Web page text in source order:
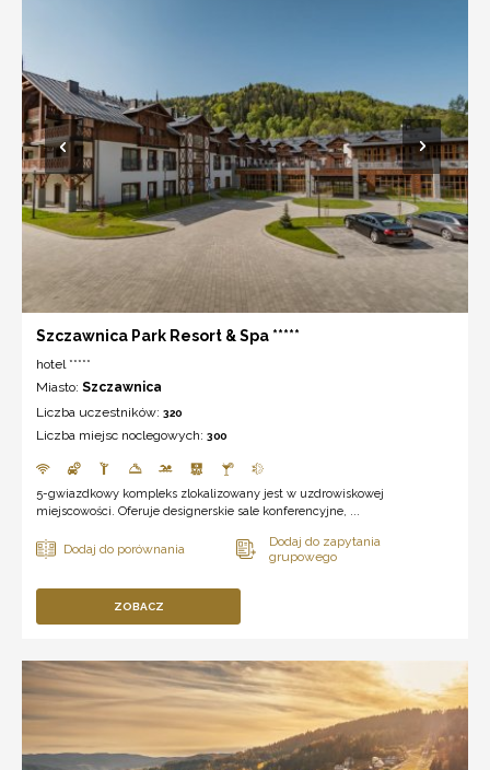
Szczawnica Park Resort & Spa *****
hotel *****
Miasto: Szczawnica
Liczba uczestników: 320
Liczba miejsc noclegowych: 300
5-gwiazdkowy kompleks zlokalizowany jest w uzdrowiskowej
miejscowości. Oferuje designerskie sale konferencyjne, ...
ZOBACZ